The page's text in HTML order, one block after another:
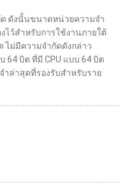
ดังนั้นขนาดหน่วยความจำ
ไว้สำหรับการใช้งานภายใต้
ไม่มีความจำกัดดังกล่าว
64 บิต ที่มี CPU แบบ 64 บิต
ำล่าสุดที่รองรับสำหรับราย